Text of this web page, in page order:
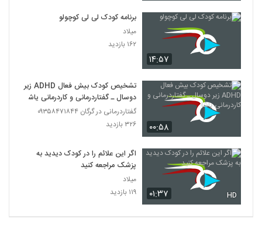
۱۴:۵۷
برنامه کودک لی لی کوچولو
میلاد
۱۶۲ بازدید
۰۰:۵۸
تشخیص کودک بیش فعال ADHD زیر
دوسال ـ گفتاردرمانی و کاردرمانی یاشا
گفتاردرمانی در گرگان ۰۹۳۵۸۴۷۱۸۴۴
۳۲۶ بازدید
۰۱:۳۷ HD
اگر این علائم را در کودک دیدید به
پزشک مراجعه کنید
میلاد
۱۱۹ بازدید